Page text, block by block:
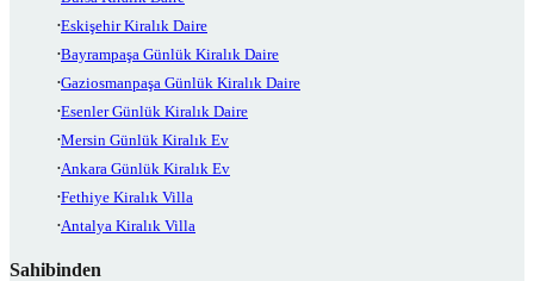
Eskişehir Kiralık Daire
Bayrampaşa Günlük Kiralık Daire
Gaziosmanpaşa Günlük Kiralık Daire
Esenler Günlük Kiralık Daire
Mersin Günlük Kiralık Ev
Ankara Günlük Kiralık Ev
Fethiye Kiralık Villa
Antalya Kiralık Villa
Sahibinden